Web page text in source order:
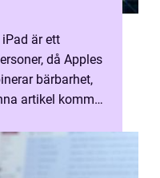
är ett
då Apples
bärbarhet,
artikel kommer